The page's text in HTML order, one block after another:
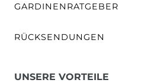
GARDINENRATGEBER
RÜCKSENDUNGEN
UNSERE VORTEILE